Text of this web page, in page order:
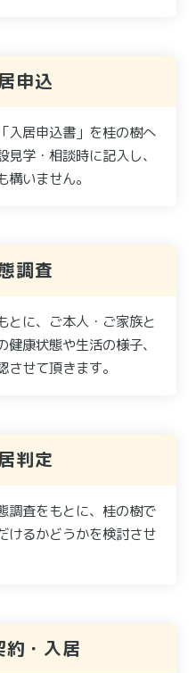
申込
入居申込書」を桂の樹へ
見学・相談時に記入し、
いません。
調査
とに、ご本人・ご家族と
康状態や生活の様子、
させて頂きます。
判定
調査をもとに、桂の樹で
けるかどうかを検討させ
約・入居